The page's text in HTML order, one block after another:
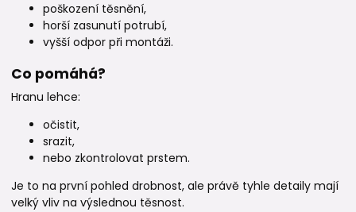
poškození těsnění,
horší zasunutí potrubí,
vyšší odpor při montáži.
Co pomáhá?
Hranu lehce:
očistit,
srazit,
nebo zkontrolovat prstem.
Je to na první pohled drobnost, ale právě tyhle detaily mají
velký vliv na výslednou těsnost.